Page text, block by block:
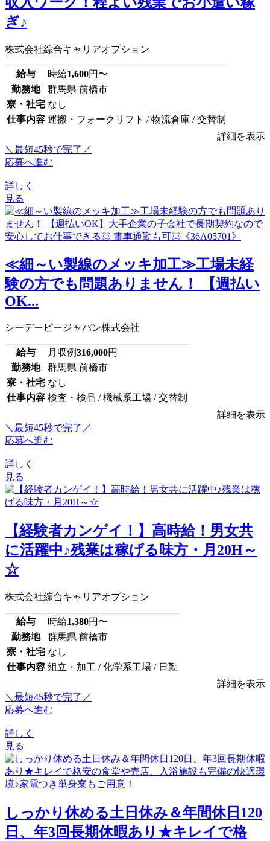
ぎ♪
株式会社綜合キャリアオプション
給与 時給1,600円〜
勤務地
群馬県 前橋市
寮・社宅 なし
仕事内容 運搬・フォークリフト / 物流倉庫 / 交替制
詳細を表示
＼最短45秒で完了／
応募へ進む
詳しく
見る
≪細～い製線のメッキ加工≫工場未経
験の方でも問題ありません！ 【週払い
OK...
シーデーピージャパン株式会社
給与 月収例316,000円
勤務地
群馬県 前橋市
寮・社宅 なし
仕事内容 検査・検品 / 機械系工場 / 交替制
詳細を表示
＼最短45秒で完了／
応募へ進む
詳しく
見る
【経験者カンゲイ！】高時給！男女共
に活躍中♪残業は稼げる味方・月20H～
☆
株式会社綜合キャリアオプション
給与 時給1,380円〜
勤務地
群馬県 前橋市
寮・社宅 なし
仕事内容 組立・加工 / 化学系工場 / 日勤
詳細を表示
＼最短45秒で完了／
応募へ進む
詳しく
見る
しっかり休める土日休み＆年間休日120
日、年3回長期休暇あり★キレイで格